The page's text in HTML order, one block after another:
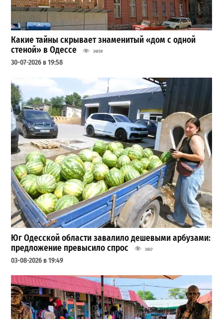
Какие тайны скрывает знаменитый «дом с одной
стеной» в Одессе
34159
30-07-2026 в 19:58
Юг Одесской области завалило дешевыми арбузами:
предложение превысило спрос
3657
03-08-2026 в 19:49